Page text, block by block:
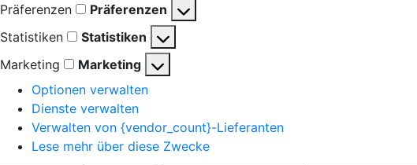
Präferenzen
Präferenzen
Statistiken
Statistiken
Marketing
Marketing
Optionen verwalten
Dienste verwalten
Verwalten von {vendor_count}-Lieferanten
Lese mehr über diese Zwecke